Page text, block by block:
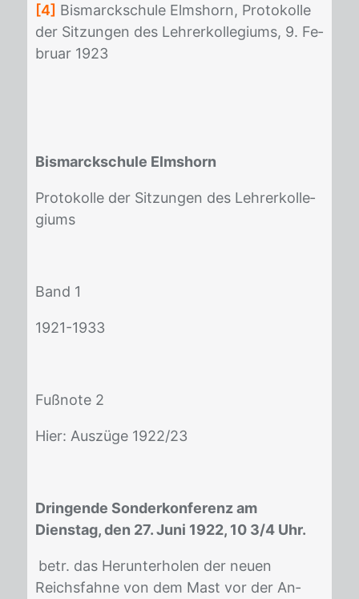
[4] Bis­marck­schu­le Elms­horn, Pro­to­kol­le
der Sit­zun­gen des Leh­rer­kol­le­gi­ums, 9. Fe­
bru­ar 1923
Bismarckschule Elmshorn
Pro­to­kol­le der Sit­zun­gen des Leh­rer­kol­le­
gi­ums
Band 1
1921-1933
Fuß­no­te 2
Hier: Aus­zü­ge 1922/​23
Dringende Sonderkonferenz am
Dienstag, den 27. Juni 1922, 10 3/4 Uhr.
betr. das Her­un­ter­ho­len der neu­en
Reichs­fah­ne von dem Mast vor der An­